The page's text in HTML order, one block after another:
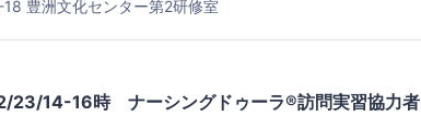
18 豊洲文化センター第2研修室
14-16時 ナーシングドゥーラ®訪問実習協力者